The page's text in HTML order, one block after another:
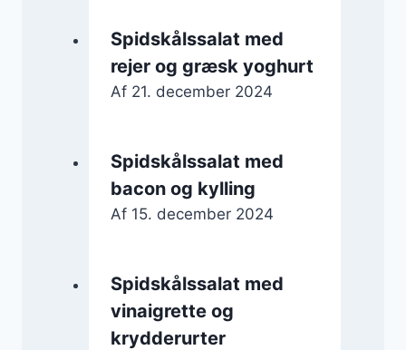
Spidskålssalat med
rejer og græsk yoghurt
Af 21. december 2024
Spidskålssalat med
bacon og kylling
Af 15. december 2024
Spidskålssalat med
vinaigrette og
krydderurter